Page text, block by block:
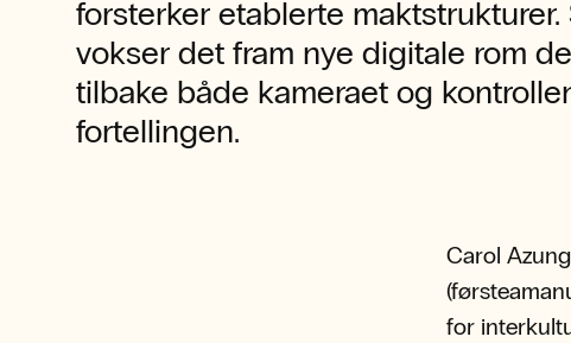
forsterker etablerte maktstrukturer.
vokser det fram nye digitale rom
tilbake både kameraet og
fortellingen.
Carol
for